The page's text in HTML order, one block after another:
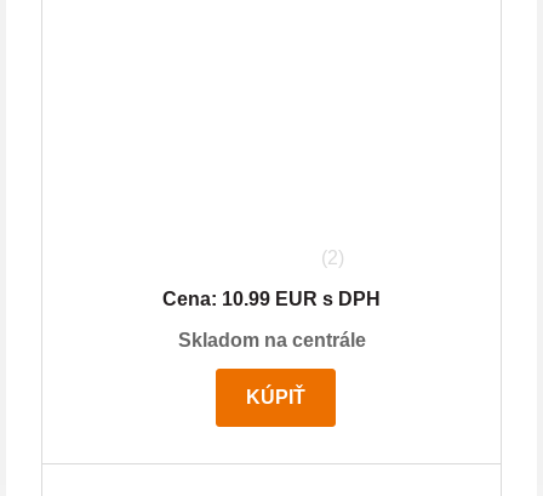
(2)
Cena: 10.99 EUR s DPH
Skladom na centrále
KÚPIŤ